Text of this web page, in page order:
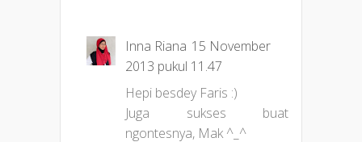
Inna Riana 15 November
2013 pukul 11.47
Hepi besdey Faris :)
Juga sukses buat
ngontesnya, Mak ^_^